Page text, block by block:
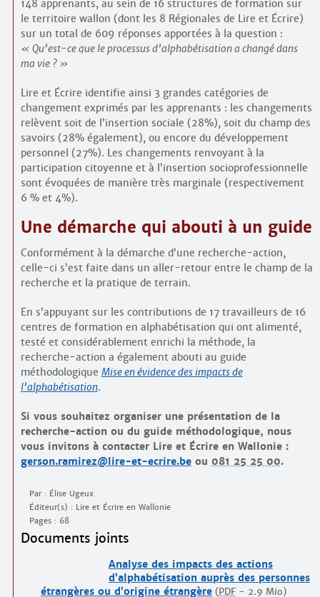
148 apprenants, au sein de 16 structures de formation sur
le territoire wallon (dont les 8 Régionales de Lire et Écrire)
sur un total de 609 réponses apportées à la question :
Qu’est-ce que le processus d’alphabétisation a changé dans
ma vie ?
Lire et Écrire identifie ainsi 3 grandes catégories de
changement exprimés par les apprenants : les changements
relèvent soit de l’insertion sociale (28%), soit du champ des
savoirs (28% également), ou encore du développement
personnel (27%). Les changements renvoyant à la
participation citoyenne et à l’insertion socio­professionnelle
sont évoquées de manière très marginale (respectivement
6 % et 4%).
Une démarche qui abouti à un guide
Conformément à la démarche d’une recherche-action,
celle-ci s’est faite dans un aller-retour entre le champ de la
recherche et la pratique de terrain.
En s’appuyant sur les contributions de 17 travailleurs de 16
centres de formation en alphabétisation qui ont alimenté,
testé et considérablement enrichi la méthode, la
recherche-action a également abouti au guide
méthodologique Mise en évidence des impacts de
l’alphabétisation.
Si vous souhaitez organiser une présentation de la
recherche-action ou du guide méthodologique, nous
vous invitons à contacter Lire et Écrire en Wallonie :
gerson.ramirez@lire-et-ecrire.beou 081 25 25 00.
Par : Élise Ugeux
Éditeur(s) : Lire et Écrire en Wallonie
Pages : 68
Documents joints
Analyse des impacts des actions
d’alphabétisation auprès des personnes
étrangères ou d’origine étrangère ( PDF- 2.9 Mio)